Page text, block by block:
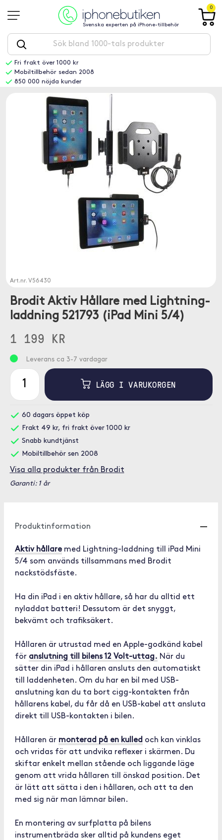
Svenska experten på iPhone-tillbehör
0
Fri frakt över 1000 kr
Mobiltillbehör sedan 2008
850 000 nöjda kunder
Art.nr. V56430
Brodit Aktiv Hållare med Lightning-
laddning 521793 (iPad Mini 5/4)
1 199 KR
Leverans ca 3-7 vardagar
LÄGG I VARUKORGEN
60 dagars öppet köp
Frakt 49 kr, fri frakt över 1000 kr
Snabb kundtjänst
Mobiltillbehör sen 2008
Visa alla produkter från Brodit
Garanti: 1 år
Produktinformation
Aktiv hållaremed Lightning-laddning till iPad Mini
5/4 som används tillsammans med Brodit
nackstödsfäste.
Ha din iPad i en aktiv hållare, så har du alltid ett
nyladdat batteri! Dessutom är det snyggt,
bekvämt och trafiksäkert.
Hållaren är utrustad med en Apple-godkänd kabel
för anslutning till bilens 12 Volt-uttag. När du
sätter din iPad i hållaren ansluts den automatiskt
till laddenheten. Om du har en bil med USB-
anslutning kan du ta bort cigg-kontakten från
hållarens kabel, du får då en USB-kabel att ansluta
direkt till USB-kontakten i bilen.
Hållaren är monterad på en kulled och kan vinklas
och vridas för att undvika reflexer i skärmen. Du
skiftar enkelt mellan stående och liggande läge
genom att vrida hållaren till önskad position. Det
är lätt att sätta i den i hållaren, och att ta den
med sig när man lämnar bilen.
En montering av surfplatta på bilens
instrumentbräda sker alltid på kundens eget